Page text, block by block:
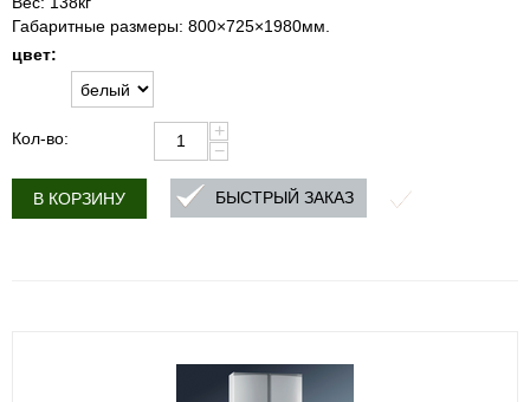
Габаритные размеры: 800×725×1980мм.
цвет:
Кол-во:
+
−
В КОРЗИНУ БЫСТРЫЙ ЗАКАЗ